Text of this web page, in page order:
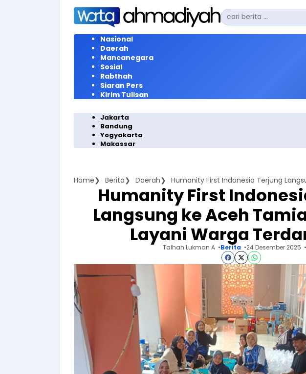
Langsung
konten
Pencarian
untuk:
Nasional
Daerah
Mancanegara
Sosial
Rabthah
Siaran Pers
Kirim Tulisan
Jakarta
Bandung
Yogyakarta
Makassar
Home Berita Daerah
Humanity First
Langsung ke Aceh
Layani Warga
Talhah Lukman A Berita 24 Desember 2025